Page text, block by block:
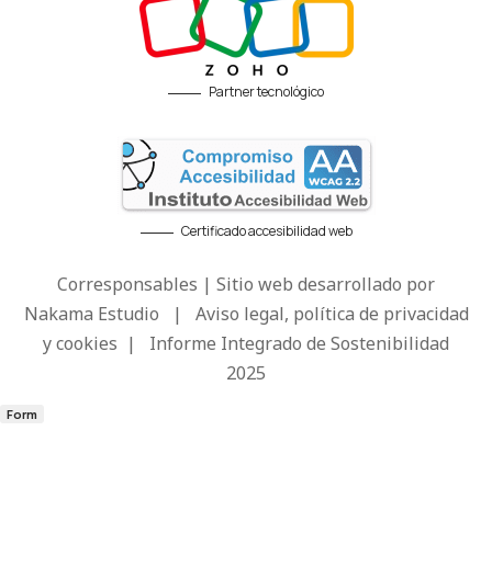
Partner tecnológico
Certificado accesibilidad web
Corresponsables | Sitio web desarrollado por
Nakama Estudio | Aviso legal, política de privacidad
y cookies | Informe Integrado de Sostenibilidad
2025
Form